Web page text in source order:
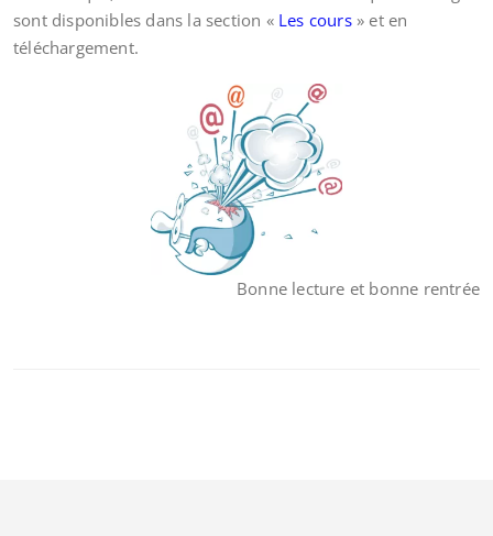
sont disponibles dans la section « Les cours» et en
téléchargement.
Bonne lecture et bonne rentrée